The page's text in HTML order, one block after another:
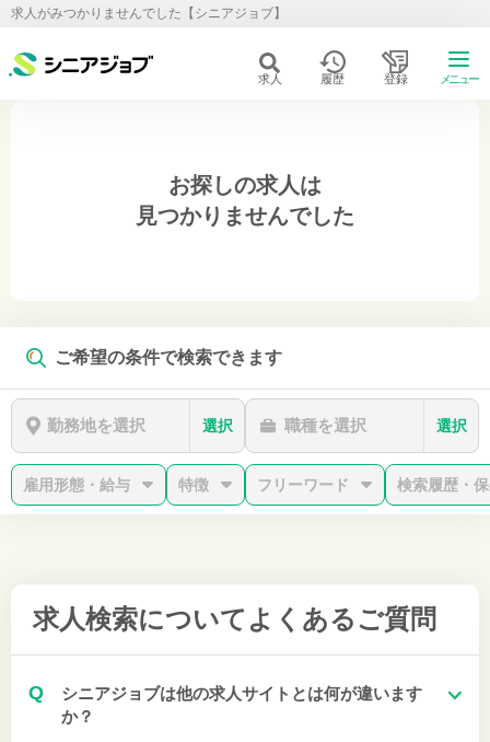
求人がみつかりませんでした【シニアジョブ】
求人 履歴 登録 メニュー
お探しの求人は
見つかりませんでした
ご希望の条件で検索できます
勤務地を選択 選択 職種を選択 選択
雇用形態・給与 特徴 フリーワード 検索履歴・
求人検索について よくあるご質問
Q
シニアジョブは他の求人サイトとは何が違います
か？